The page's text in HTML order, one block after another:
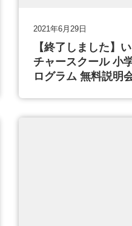
2021年6月29日
【終了しました】
チャースクール 小
ログラム 無料説明